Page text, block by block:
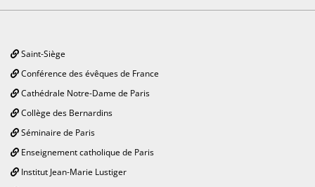
Saint-Siège
Conférence des évêques de France
Cathédrale Notre-Dame de Paris
Collège des Bernardins
Séminaire de Paris
Enseignement catholique de Paris
Institut Jean-Marie Lustiger